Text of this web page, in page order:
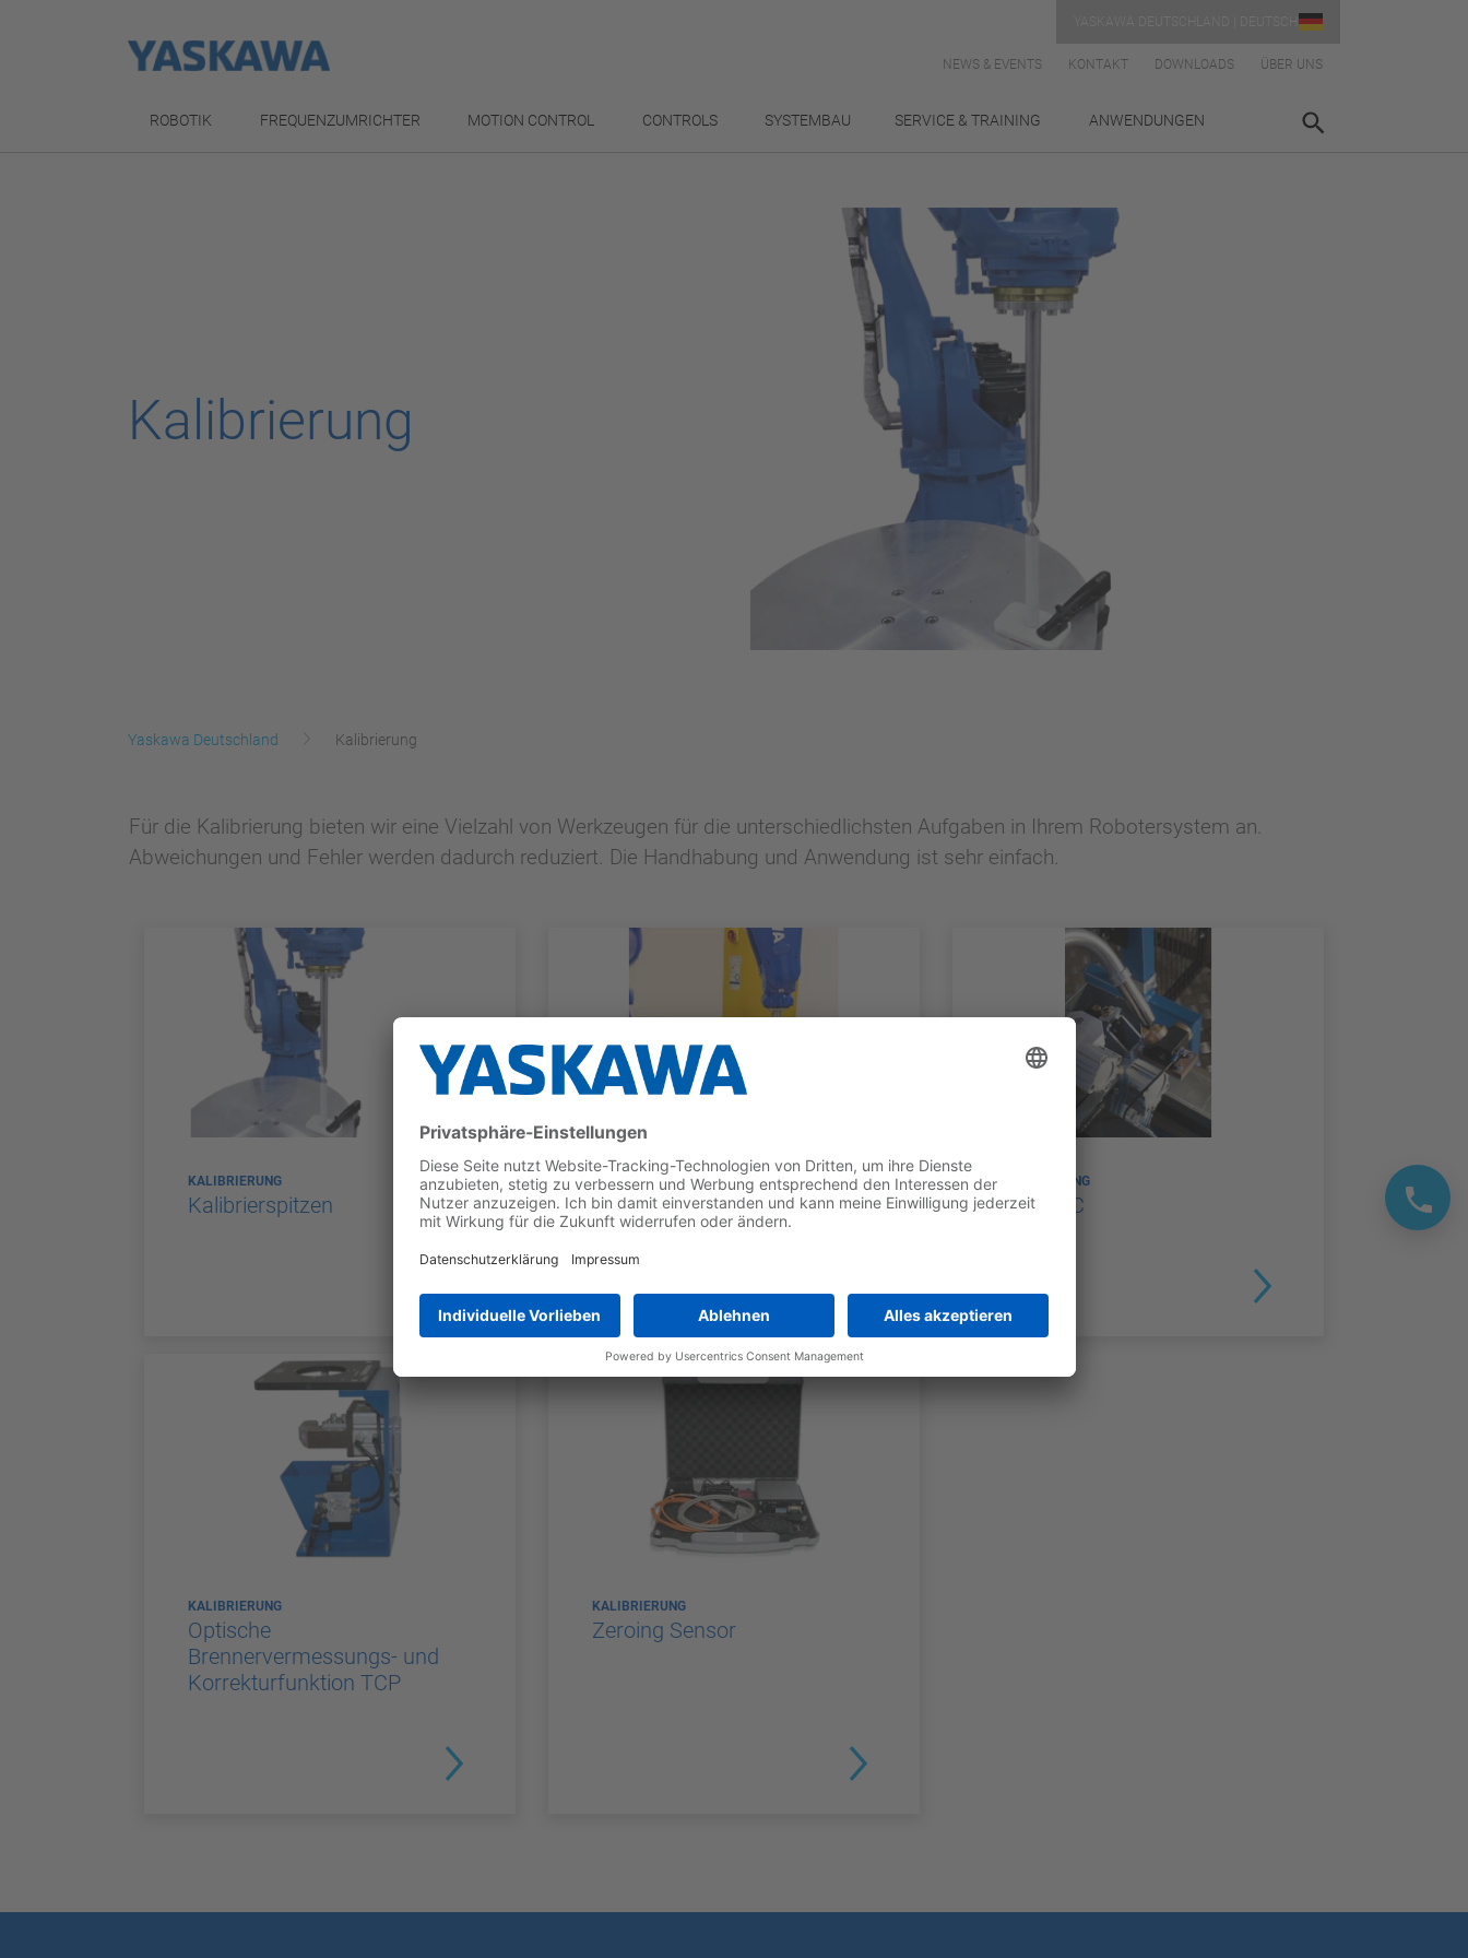
NEWS & EVENTS KONTAKT DOWNLOADS ÜBER UNS
ROBOTIK FREQUENZUMRICHTER MOTION CONTROL CONTROLS SYSTEMBAU SERVICE & TRAINING ANWENDUNGEN
Kalibrierung
Yaskawa Deutschland Kalibrierung
Für die Kalibrierung bieten wir eine Vielzahl von Werkzeugen für die unterschiedlichsten Aufgaben in Ihrem Robotersystem an.
Abweichungen und Fehler werden dadurch reduziert. Die Handhabung und Anwendung ist sehr einfach.
KALIBRIERUNG
Kalibrierspitzen
KALIBRIERUNG
MotoLAC
KALIBRIERUNG
MotoTAC
KALIBRIERUNG
Optische
Brennervermessungs- und
Korrekturfunktion TCP
KALIBRIERUNG
Zeroing Sensor